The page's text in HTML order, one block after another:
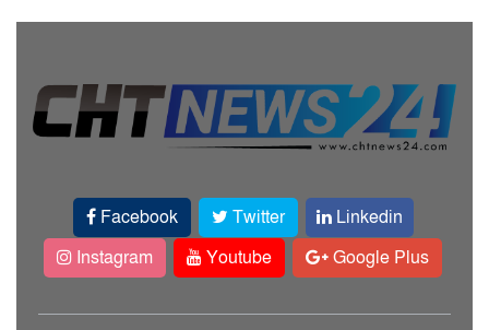
Facebook Twitter
Linkedin
Instagram
Youtube Google Plus